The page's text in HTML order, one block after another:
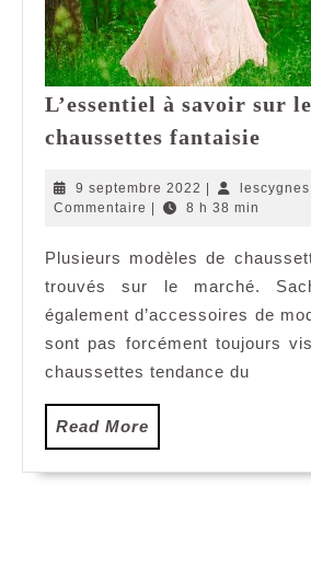
L’essentiel à savoir sur
chaussettes fantaisie
9 septembre 2022 9
septembre
lescygnes
Commentaire
8 h 38 min
Plusieurs modèles de
trouvés sur le marché.
également d’accessoires de
sont pas forcément toujours
chaussettes tendance du
Read More
More